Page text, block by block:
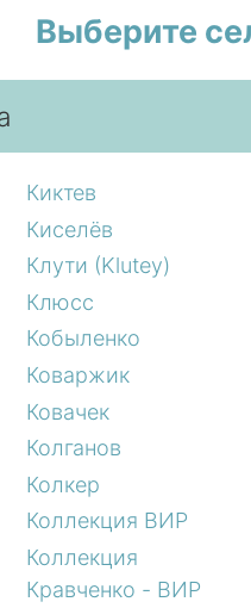
Выберите
Киктев
Киселёв
Клути (Klutey)
Клюсс
Кобыленко
Коваржик
Ковачек
Колганов
Колкер
Коллекция ВИР
Коллекция
Кравченко - ВИР